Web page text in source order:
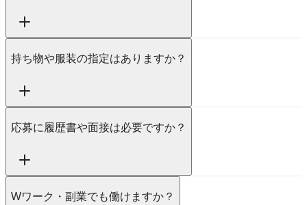
持ち物や服装の指定はありますか？
応募に履歴書や面接は必要ですか？
Wワーク・副業でも働けますか？